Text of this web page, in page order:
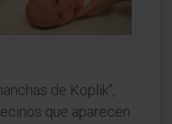
de Koplik",
que aparecen